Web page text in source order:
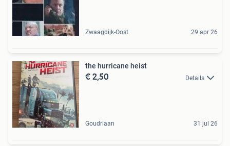
Zwaagdijk-Oost 29 apr 26
the hurricane heist
€ 2,50 Details
Goudriaan 31 jul 26